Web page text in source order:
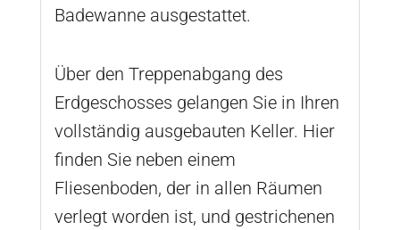
Badewanne ausgestattet.
Über den Treppenabgang des
Erdgeschosses gelangen Sie in Ihren
vollständig ausgebauten Keller. Hier
finden Sie neben einem
Fliesenboden, der in allen Räumen
verlegt worden ist, und gestrichenen